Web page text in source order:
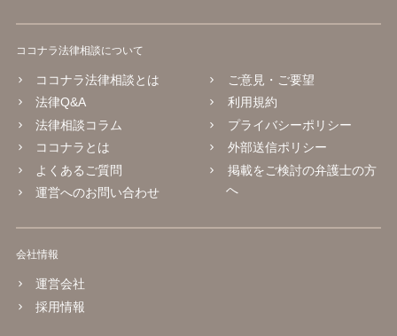
ココナラ法律相談について
ココナラ法律相談とは
法律Q&A
法律相談コラム
ココナラとは
よくあるご質問
運営へのお問い合わせ
ご意見・ご要望
利用規約
プライバシーポリシー
外部送信ポリシー
掲載をご検討の弁護士の方
へ
会社情報
運営会社
採用情報